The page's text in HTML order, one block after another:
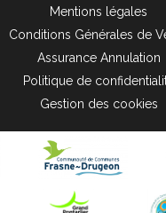
Mentions légales
Conditions Générales de
Assurance Annulation
Politique de
Gestion des cookies